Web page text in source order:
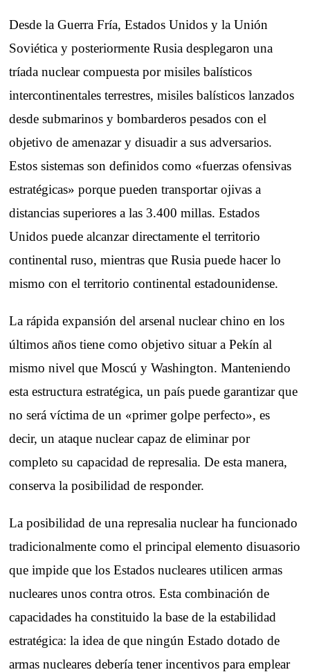
Desde la Guerra Fría, Estados Unidos y la Unión
Soviética y posteriormente Rusia desplegaron una
tríada nuclear compuesta por misiles balísticos
intercontinentales terrestres, misiles balísticos lanzados
desde submarinos y bombarderos pesados con el
objetivo de amenazar y disuadir a sus adversarios.
Estos sistemas son definidos como «fuerzas ofensivas
estratégicas» porque pueden transportar ojivas a
distancias superiores a las 3.400 millas. Estados
Unidos puede alcanzar directamente el territorio
continental ruso, mientras que Rusia puede hacer lo
mismo con el territorio continental estadounidense.
La rápida expansión del arsenal nuclear chino en los
últimos años tiene como objetivo situar a Pekín al
mismo nivel que Moscú y Washington. Manteniendo
esta estructura estratégica, un país puede garantizar que
no será víctima de un «primer golpe perfecto», es
decir, un ataque nuclear capaz de eliminar por
completo su capacidad de represalia. De esta manera,
conserva la posibilidad de responder.
La posibilidad de una represalia nuclear ha funcionado
tradicionalmente como el principal elemento disuasorio
que impide que los Estados nucleares utilicen armas
nucleares unos contra otros. Esta combinación de
capacidades ha constituido la base de la estabilidad
estratégica: la idea de que ningún Estado dotado de
armas nucleares debería tener incentivos para emplear